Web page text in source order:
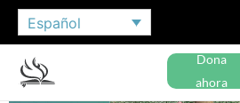
Español
Dona
ahora